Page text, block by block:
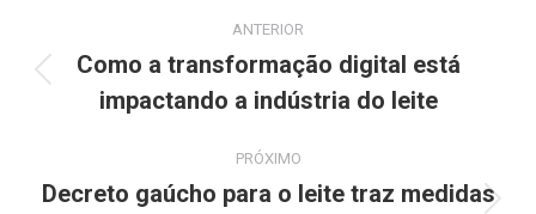
ANTERIOR
Como a transformação digital está
impactando a indústria do leite
PRÓXIMO
Decreto gaúcho para o leite traz medidas